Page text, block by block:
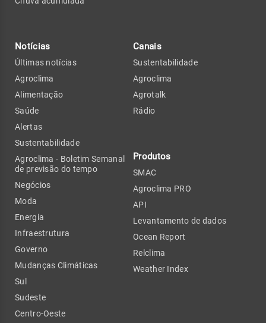
Notícias
Últimas notícias
Agroclima
Alimentação
Saúde
Alertas
Sustentabilidade
Agroclima - Boletim Semanal
de previsão do tempo
Negócios
Moda
Energia
Infraestrutura
Governo
Mudanças Climáticas
Sul
Sudeste
Centro-Oeste
Canais
Sustentabilidade
Agroclima
Agrotalk
Rádio
Produtos
SMAC
Agroclima PRO
API
Levantamento de dados
Ocean Report
Relclima
Weather Index